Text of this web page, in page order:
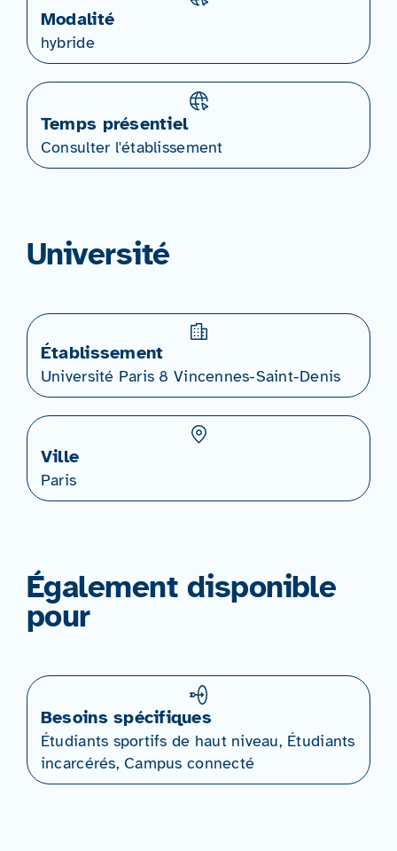
Modalité
hybride
Temps présentiel
Consulter l'établissement
Université
Établissement
Université Paris 8 Vincennes-Saint-Denis
Ville
Paris
Également disponible
pour
Besoins spécifiques
Étudiants sportifs de haut niveau, Étudiants
incarcérés, Campus connecté